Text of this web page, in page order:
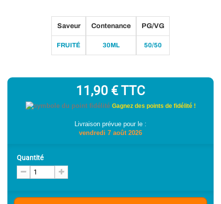
Saveur
FRUITÉ
Contenance
30ML
PG/VG
50/50
11,90 €TTC
Gagnez des points de fidélité !
Livraison prévue pour le :
vendredi 7 août 2026
Quantité